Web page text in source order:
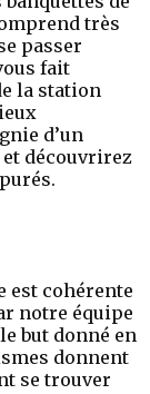
très
passer
fait
la station
d’un
découvrirez
est cohérente
notre équipe
but donné en
donnent
se trouver